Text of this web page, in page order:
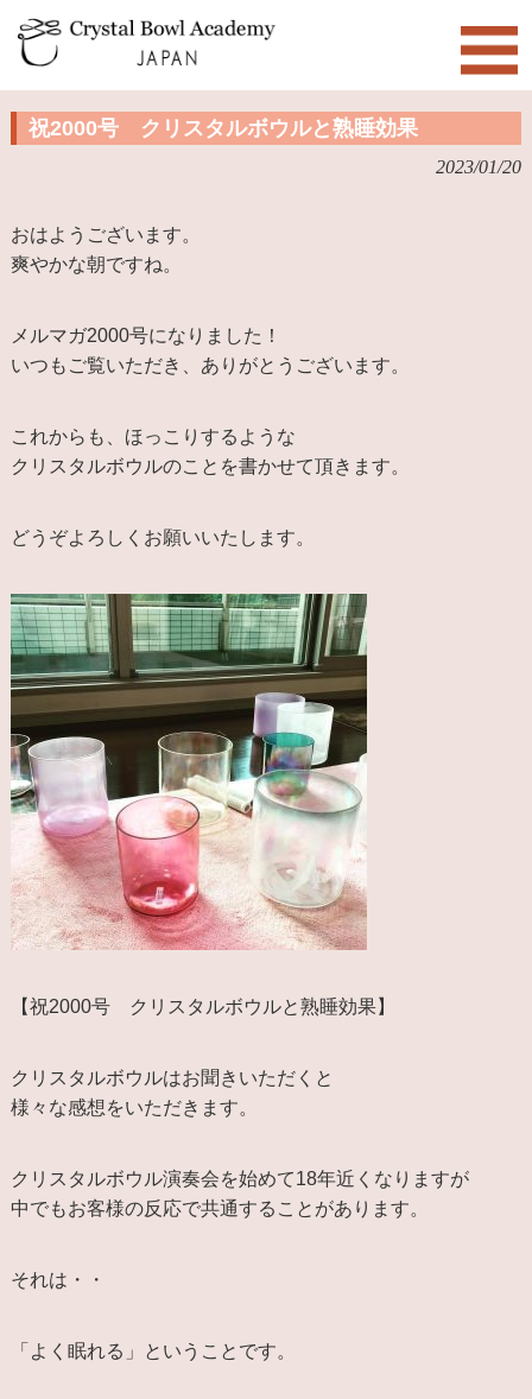
祝2000号 クリスタルボウルと熟睡効果
2023/01/20
おはようございます。
爽やかな朝ですね。
メルマガ2000号になりました！
いつもご覧いただき、ありがとうございます。
これからも、ほっこりするような
クリスタルボウルのことを書かせて頂きます。
どうぞよろしくお願いいたします。
【祝2000号 クリスタルボウルと熟睡効果】
クリスタルボウルはお聞きいただくと
様々な感想をいただきます。
クリスタルボウル演奏会を始めて18年近くなりますが
中でもお客様の反応で共通することがあります。
それは・・
「よく眠れる」ということです。